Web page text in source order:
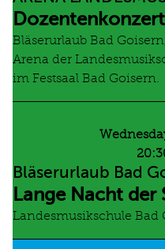
Dozentenkonzert
Bläserurlaub Bad
Arena der
im Festsaal Bad Goisern.
Bläserurlaub Bad
Lange Nacht der
Landesmusikschule Bad